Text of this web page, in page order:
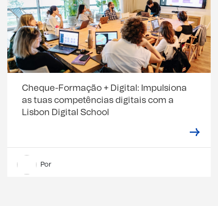
Cheque-Formação + Digital: Impulsiona
as tuas competências digitais com a
Lisbon Digital School
Por